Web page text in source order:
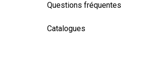
Questions fréquentes
Catalogues